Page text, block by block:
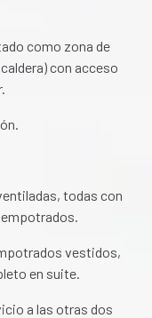
como zona de
con acceso
todas con
vestidos,
en suite.
a las otras dos